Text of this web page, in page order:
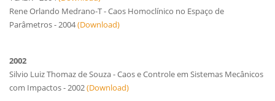
Rene Orlando Medrano-T- Caos Homoclínico no Espaço de
Parâmetros - 2004(Download)
2002
Silvio Luiz Thomazde Souza- Caos e Controle em Sistemas Mecânicos
com Impactos - 2002(Download)